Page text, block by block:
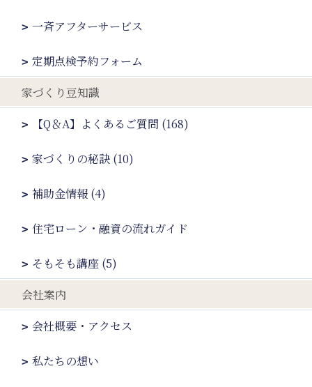
一斉アフターサービス
定期点検予約フォーム
家づくり豆知識
【Q＆A】よくあるご質問 (168)
家づくりの秘訣 (10)
補助金情報 (4)
住宅ローン・融資の流れガイド
そもそも講座 (5)
会社案内
会社概要・アクセス
私たちの想い